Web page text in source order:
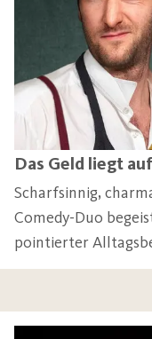
Das Geld liegt
Scharfsinnig,
Comedy-Duo
pointierter